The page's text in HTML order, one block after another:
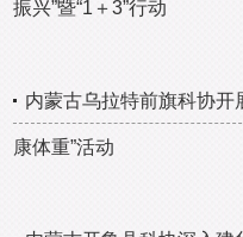
振兴”暨“1＋3”行动
内蒙古乌拉特前旗科协开
康体重”活动